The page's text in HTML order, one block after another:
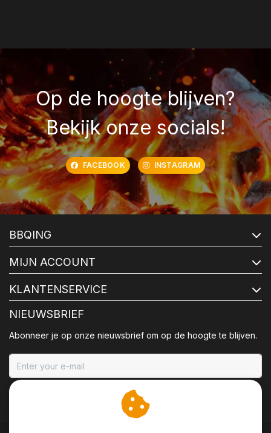
Op de hoogte blijven?
Bekijk onze socials!
FACEBOOK INSTAGRAM
BBQING
MIJN ACCOUNT
KLANTENSERVICE
NIEUWSBRIEF
Abonneer je op onze nieuwsbrief om op de hoogte te blijven.